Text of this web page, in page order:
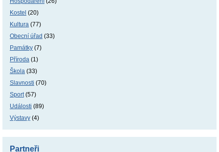
Kostel (20)
Kultura (77)
Obecní úřad (33)
Památky (7)
Příroda (1)
Škola (33)
Slavnosti (70)
Sport(57)
Události (89)
Výstavy (4)
Partneři